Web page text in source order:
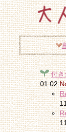
付き
01:02